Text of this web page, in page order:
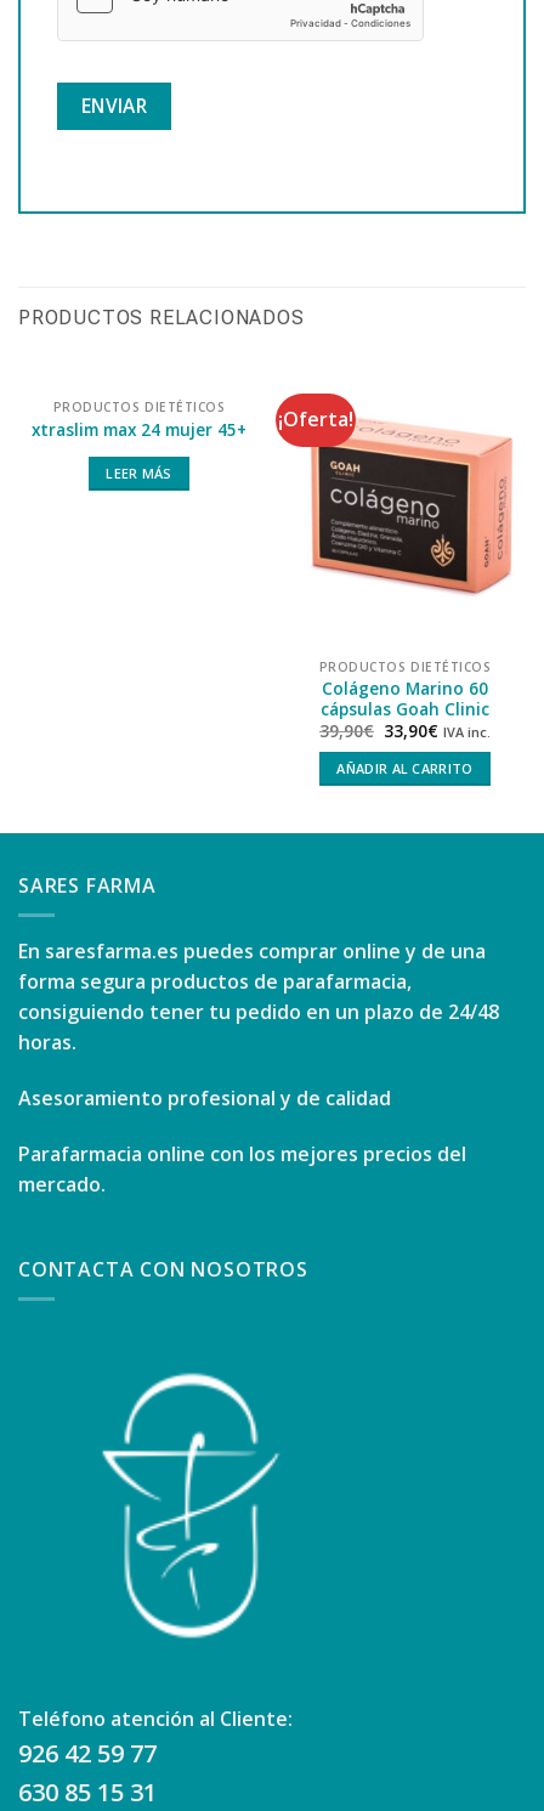
PRODUCTOS RELACIONADOS
PRODUCTOS DIETÉTICOS
xtraslim max 24 mujer 45+
LEER MÁS
¡Oferta!
PRODUCTOS DIETÉTICOS
Colágeno Marino 60
cápsulas Goah Clinic
39,90€ 33,90€ IVA inc.
AÑADIR AL CARRITO
SARES FARMA
En saresfarma.es puedes comprar online y de una
forma segura productos de parafarmacia,
consiguiendo tener tu pedido en un plazo de 24/48
horas.
Asesoramiento profesional y de calidad
Parafarmacia online con los mejores precios del
mercado.
CONTACTA CON NOSOTROS
Teléfono atención al Cliente:
926 42 59 77
630 85 15 31